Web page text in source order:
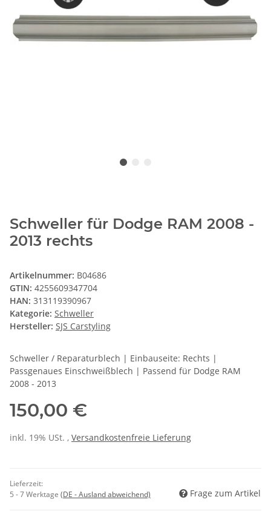
Schweller für Dodge RAM 2008 -
2013 rechts
Artikelnummer: B04686
GTIN: 4255609347704
HAN: 313119390967
Kategorie: Schweller
Hersteller: SJS Carstyling
Schweller / Reparaturblech | Einbauseite: Rechts |
Passgenaues Einschweißblech | Passend für Dodge RAM
2008 - 2013
150,00 €
inkl. 19% USt. , Versandkostenfreie Lieferung
Lieferzeit:
5 - 7 Werktage (DE - Ausland abweichend) Frage zum Artikel